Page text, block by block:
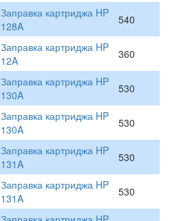
Заправка картриджа HP
128A
540
Заправка картриджа HP
12A
360
Заправка картриджа HP
130A
530
Заправка картриджа HP
130A
530
Заправка картриджа HP
131A
530
Заправка картриджа HP
131A
530